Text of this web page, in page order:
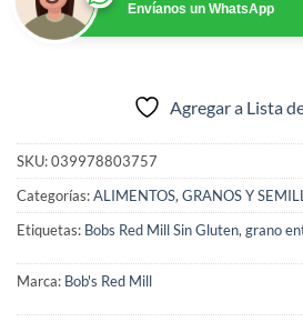
Envíanos un WhatsApp
Agregar a Lista
SKU:039978803757
Categorías:ALIMENTOS, GRANOS Y
Etiquetas: Bobs Red Mill Sin Gluten, grano
Marca: Bob's Red Mill